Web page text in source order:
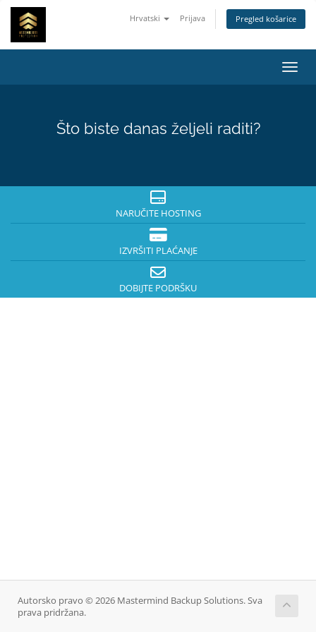
Hrvatski Prijava Pregled košarice
Što biste danas željeli raditi?
NARUČITE HOSTING
IZVRŠITI PLAĆANJE
DOBIJTE PODRŠKU
Autorsko pravo © 2026 Mastermind Backup Solutions. Sva
prava pridržana.